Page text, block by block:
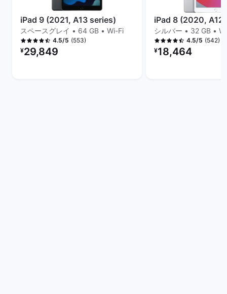
iPad 9 (2021, A13 series)
スペースグレイ • 64 GB • Wi-Fi
4.5/5 (553)
リファービッシュ品の価格：
¥29,849
iPad 8 (2020, A12
シルバー • 32 GB •
4.5/5 (542)
リファービッシュ品の
¥18,464